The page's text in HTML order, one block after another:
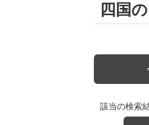
四国
該当の検索